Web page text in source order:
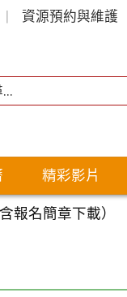
資源預約與維護
精彩影片
報名簡章下載）